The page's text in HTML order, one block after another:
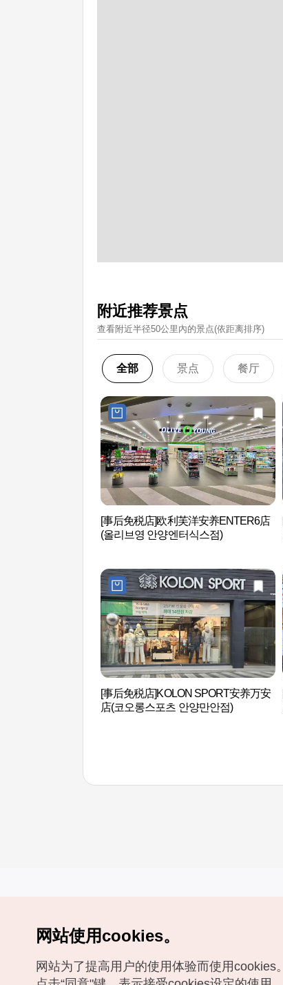
附近推荐景点
查看附近半径50公里內的景点(依距离排序)
全部 景点 餐厅
[事后免税店]欧利芙洋安养ENTER6店
(올리브영 안양엔터식스점)
[事后免税店]KOLON SPORT安养万安
店(코오롱스포츠 안양만안점)
如有相关疑问或建议，欢迎来信。VISITKOREA官方邮箱
chnsim@knto.or.kr
网站使用cookies。
网站为了提高用户的使用体验而使用cookies。